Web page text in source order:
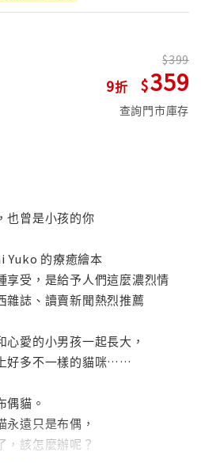
9
399
359
查詢門市庫存
也曾是小孩的你
的療癒繪本
受，是給予人們這麼濃烈情
雜誌、讀賣新聞熱烈推薦
愛的小男孩一起長大，
好多不一樣的貓咪……
偶貓。
遠只是布偶，
，該怎麼辦呢？